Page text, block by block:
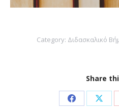
Category: Διδασκαλικό
Share
Share